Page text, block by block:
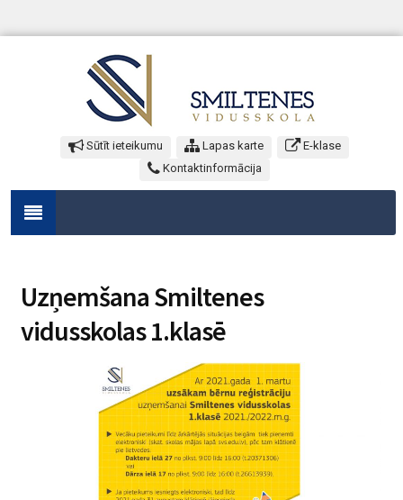
Sūtīt ieteikumu Lapas karte
E-klase
Kontaktinformācija
Uzņemšana Smiltenes
vidusskolas 1.klasē